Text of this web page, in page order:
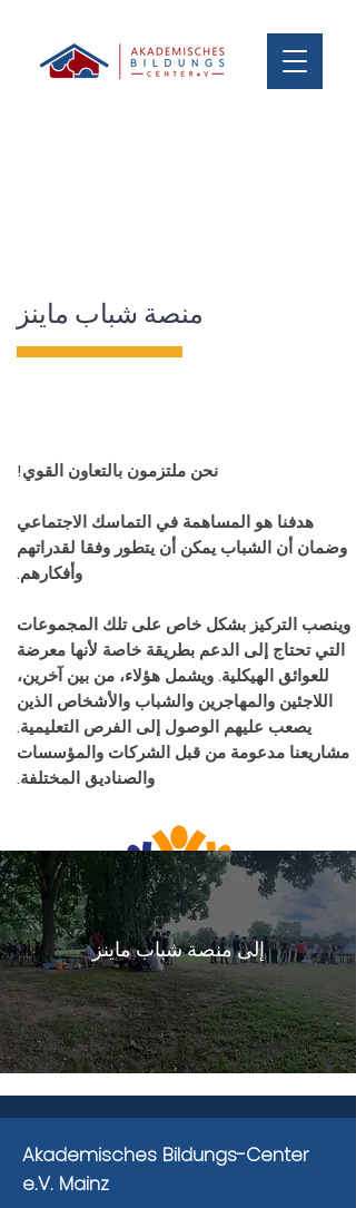
منصة شباب ماينز
نحن ملتزمون بالتعاون القوي!
هدفنا هو المساهمة في التماسك الاجتماعي
وضمان أن الشباب يمكن أن يتطور وفقا لقدراتهم
وأفكارهم.
وينصب التركيز بشكل خاص على تلك المجموعات
التي تحتاج إلى الدعم بطريقة خاصة لأنها معرضة
للعوائق الهيكلية. ويشمل هؤلاء، من بين آخرين،
اللاجئين والمهاجرين والشباب والأشخاص الذين
يصعب عليهم الوصول إلى الفرص التعليمية.
مشاريعنا مدعومة من قبل الشركات والمؤسسات
والصناديق المختلفة.
إلى منصة شباب ماينز
Akademisches Bildungs-Center
e.V. Mainz